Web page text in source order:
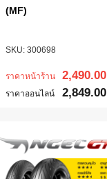
300698
(MF)
ราคาหน้าร้าน 2,490.00
ราคาออนไลน์ 2,849.00